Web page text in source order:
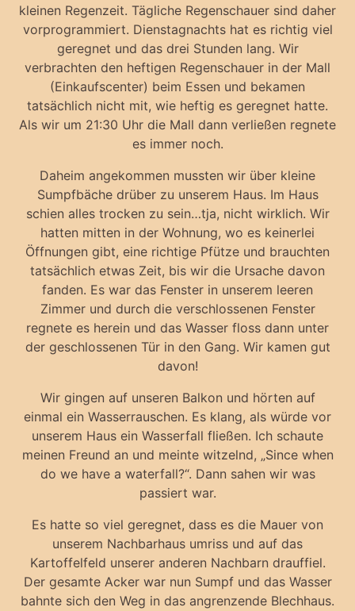
kleinen Regenzeit. Tägliche Regenschauer sind daher
vorprogrammiert. Dienstagnachts hat es richtig viel
geregnet und das drei Stunden lang. Wir
verbrachten den heftigen Regenschauer in der Mall
(Einkaufscenter) beim Essen und bekamen
tatsächlich nicht mit, wie heftig es geregnet hatte.
Als wir um 21:30 Uhr die Mall dann verließen regnete
es immer noch.
Daheim angekommen mussten wir über kleine
Sumpfbäche drüber zu unserem Haus. Im Haus
schien alles trocken zu sein…tja, nicht wirklich. Wir
hatten mitten in der Wohnung, wo es keinerlei
Öffnungen gibt, eine richtige Pfütze und brauchten
tatsächlich etwas Zeit, bis wir die Ursache davon
fanden. Es war das Fenster in unserem leeren
Zimmer und durch die verschlossenen Fenster
regnete es herein und das Wasser floss dann unter
der geschlossenen Tür in den Gang. Wir kamen gut
davon!
Wir gingen auf unseren Balkon und hörten auf
einmal ein Wasserrauschen. Es klang, als würde vor
unserem Haus ein Wasserfall fließen. Ich schaute
meinen Freund an und meinte witzelnd, „Since when
do we have a waterfall?“. Dann sahen wir was
passiert war.
Es hatte so viel geregnet, dass es die Mauer von
unserem Nachbarhaus umriss und auf das
Kartoffelfeld unserer anderen Nachbarn drauffiel.
Der gesamte Acker war nun Sumpf und das Wasser
bahnte sich den Weg in das angrenzende Blechhaus.